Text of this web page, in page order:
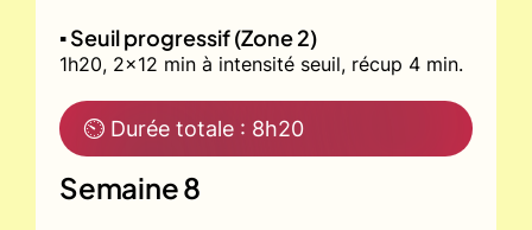
▪️ Seuil progressif (Zone 2)
1h20, 2x12 min à intensité seuil, récup 4 min.
⏲ Durée totale : 8h20
Semaine 8